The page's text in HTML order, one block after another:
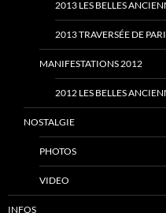
2013 LES BELLES
2013 TRAVERSÉE DE
MANIFESTATIONS 2012
2012 LES BELLES
NOSTALGIE
PHOTOS
VIDEO
INFOS